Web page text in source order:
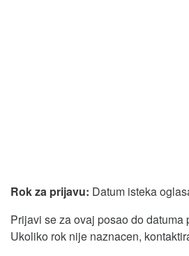
Rok za prijavu: Datum isteka
Prijavi se za ovaj posao do datuma
Ukoliko rok nije naznacen,